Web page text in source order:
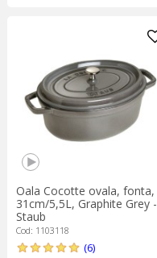
Oala Cocotte ovala, fonta,
31cm/5,5L, Graphite Grey -
Staub
Cod: 1103118
(6)